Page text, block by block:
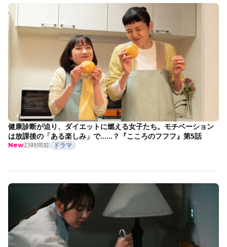
健康診断が迫り、ダイエットに燃える女子たち。モチベーション
は放課後の「ある楽しみ」で……？『こころのフフフ』第5話
New23時間前 ドラマ